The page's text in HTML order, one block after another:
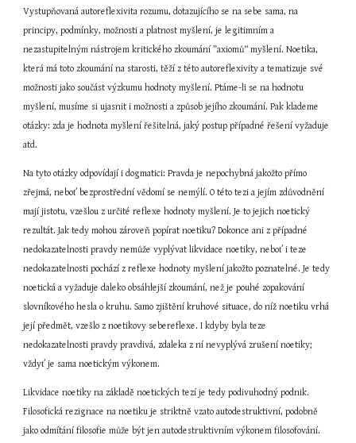
Vystupňovaná autoreflexivita rozumu, dotazujícího se na sebe sama, na
principy, podmínky, možnosti a platnost myšlení, je legitimním a
nezastupitelným nástrojem kritického zkoumání ”axiomů“ myšlení. Noetika,
která má toto zkoumání na starosti, těží z této autoreflexivity a tematizuje své
možnosti jako součást výzkumu hodnoty myšlení. Ptáme-li se na hodnotu
myšlení, musíme si ujasnit i možnosti a způsob jejího zkoumání. Pak klademe
otázky: zda je hodnota myšlení řešitelná, jaký postup případné řešení vyžaduje
atd.
Na tyto otázky odpovídají i dogmatici: Pravda je nepochybná jakožto přímo
zřejmá, neboť bezprostřední vědomí se nemýlí. O této tezi a jejím zdůvodnění
mají jistotu, vzešlou z určité reflexe hodnoty myšlení. Je to jejich noetický
rezultát. Jak tedy mohou zároveň popírat noetiku? Dokonce ani z případné
nedokazatelnosti pravdy nemůže vyplývat likvidace noetiky, neboť i teze
nedokazatelnosti pochází z reflexe hodnoty myšlení jakožto poznatelné. Je tedy
noetická a vyžaduje daleko obsáhlejší zkoumání, než je pouhé zopakování
slovníkového hesla o kruhu. Samo zjištění kruhové situace, do níž noetiku vrhá
její předmět, vzešlo z noetikovy sebereflexe. I kdyby byla teze
nedokazatelnosti pravdy pravdivá, zdaleka z ní nevyplývá zrušení noetiky;
vždyť je sama noetickým výkonem.
Likvidace noetiky na základě noetických tezí je tedy podivuhodný podnik.
Filosofická rezignace na noetiku je striktně vzato autodestruktivní, podobně
jako odmítání filosofie může být jen autodestruktivním výkonem filosofování.